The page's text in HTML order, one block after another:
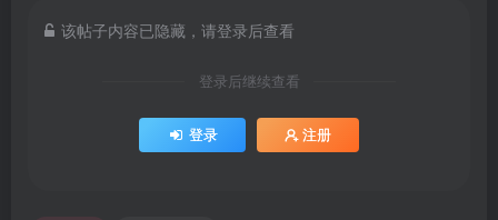
该帖子内容已隐藏，请登录后查看
登录后继续查看
登录 注册